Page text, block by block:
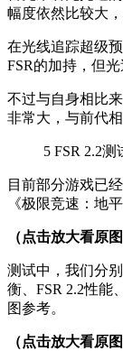
幅度依然比较大，
在光线追踪超级
FSR的加持，但
不过与自身相比
非常大，与前代
5 FSR 2.2测
目前部分游戏已
《极限竞速：地
（点击放大看原图
测试中，我们分
衡、FSR 2.2性能
图参考。
（点击放大看原图